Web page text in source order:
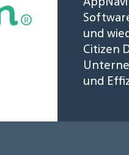
und
Citizen
und